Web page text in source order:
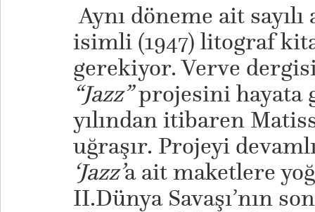
Aynı döneme ait
isimli (1947) litograf
gerekiyor. Verve
“Jazz”projesini hayata
yılından itibaren
uğraşır. Projeyi
‘Jazz’a ait maketlere
II.Dünya Savaşı’nın